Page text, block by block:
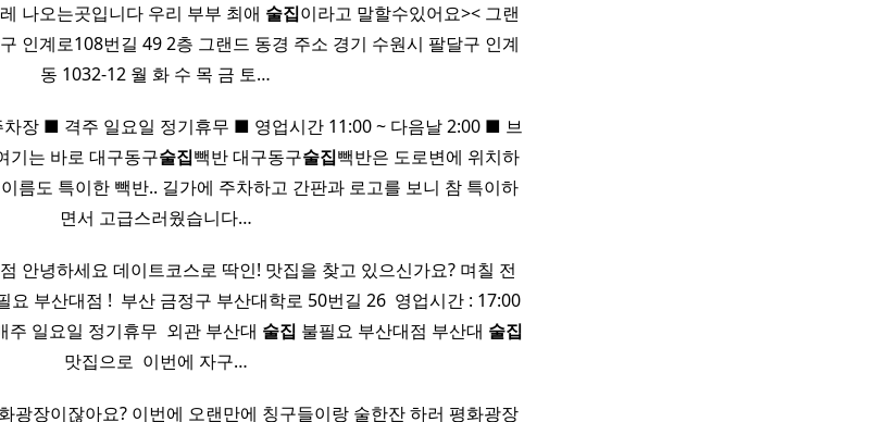
나오는곳입니다 우리 부부 최애 술집이라고 말할수있어요>< 그랜
인계로108번길 49 2층 그랜드 동경 주소 경기 수원시 팔달구 인계
동 1032-12 월 화 수 목 금 토…
장 ■ 격주 일요일 정기휴무 ■ 영업시간 11:00 ~ 다음날 2:00 ■ 브
기는 바로 대구동구술집빽반 대구동구술집빽반은 도로변에 위치하
름도 특이한 빽반.. 길가에 주차하고 간판과 로고를 보니 참 특이하
면서 고급스러웠습니다…
안녕하세요 데이트코스로 딱인! 맛집을 찾고 있으신가요? 며칠 전
요 부산대점 ! ​ 부산 금정구 부산대학로 50번길 26 ​ 영업시간 : 17:00
일요일 정기휴무 ​ 외관 부산대 술집 불필요 부산대점 부산대 술집
맛집으로 ​ 이번에 자구…
광장이잖아요? 이번에 오랜만에 칭구들이랑 술한잔 하러 평화광장